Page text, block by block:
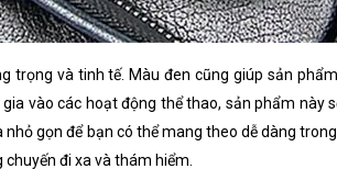
trọng và tinh tế. Màu đen cũng giúp sản
vào các hoạt động thể thao, sản phẩm
nhỏ gọn để bạn có thể mang theo dễ dàng
đi xa và thám hiểm.